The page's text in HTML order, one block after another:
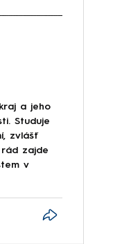
a jeho
Studuje
zvlášť
zajde
v